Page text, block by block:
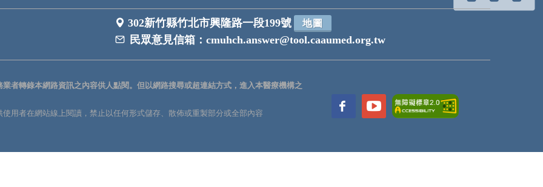
302新竹縣竹北市興隆路一段199號 地圖
民眾意見信箱：cmuhch.answer@tool.caaumed.org.tw
者轉錄本網路資訊之內容供人點閱。但以網路搜尋或超連結方式，進入本醫療機構之
用者在網站線上閱讀，禁止以任何形式儲存、散佈或重製部分或全部內容